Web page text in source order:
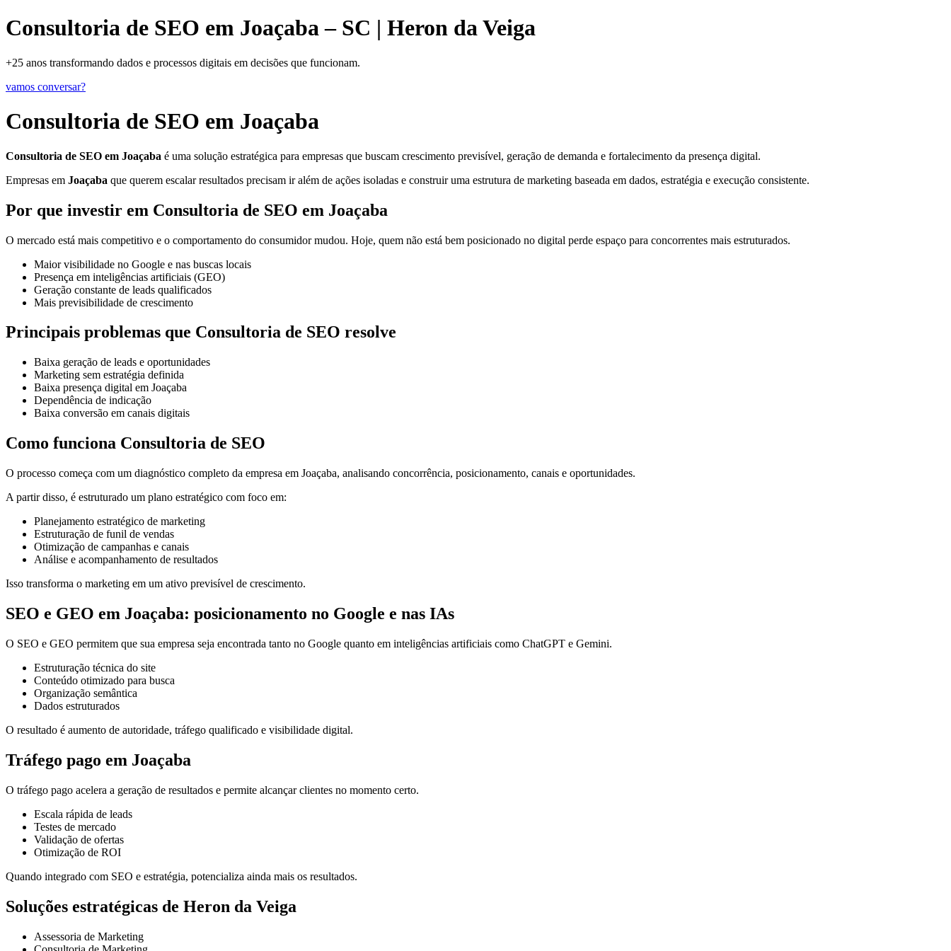
Consultoria de SEO em Joaçaba – SC | Heron da Veiga
+25 anos transformando dados e processos digitais em decisões que funcionam.
vamos conversar?
Consultoria de SEO em Joaçaba
Consultoria de SEO em Joaçaba é uma solução estratégica para empresas que buscam crescimento previsível, geração de demanda e fortalecimento da presença digital.
Empresas em Joaçaba que querem escalar resultados precisam ir além de ações isoladas e construir uma estrutura de marketing baseada em dados, estratégia e execução consistente.
Por que investir em Consultoria de SEO em Joaçaba
O mercado está mais competitivo e o comportamento do consumidor mudou. Hoje, quem não está bem posicionado no digital perde espaço para concorrentes mais estruturados.
Maior visibilidade no Google e nas buscas locais
Presença em inteligências artificiais (GEO)
Geração constante de leads qualificados
Mais previsibilidade de crescimento
Principais problemas que Consultoria de SEO resolve
Baixa geração de leads e oportunidades
Marketing sem estratégia definida
Baixa presença digital em Joaçaba
Dependência de indicação
Baixa conversão em canais digitais
Como funciona Consultoria de SEO
O processo começa com um diagnóstico completo da empresa em Joaçaba, analisando concorrência, posicionamento, canais e oportunidades.
A partir disso, é estruturado um plano estratégico com foco em:
Planejamento estratégico de marketing
Estruturação de funil de vendas
Otimização de campanhas e canais
Análise e acompanhamento de resultados
Isso transforma o marketing em um ativo previsível de crescimento.
SEO e GEO em Joaçaba: posicionamento no Google e nas IAs
O SEO e GEO permitem que sua empresa seja encontrada tanto no Google quanto em inteligências artificiais como ChatGPT e Gemini.
Estruturação técnica do site
Conteúdo otimizado para busca
Organização semântica
Dados estruturados
O resultado é aumento de autoridade, tráfego qualificado e visibilidade digital.
Tráfego pago em Joaçaba
O tráfego pago acelera a geração de resultados e permite alcançar clientes no momento certo.
Escala rápida de leads
Testes de mercado
Validação de ofertas
Otimização de ROI
Quando integrado com SEO e estratégia, potencializa ainda mais os resultados.
Soluções estratégicas de Heron da Veiga
Assessoria de Marketing